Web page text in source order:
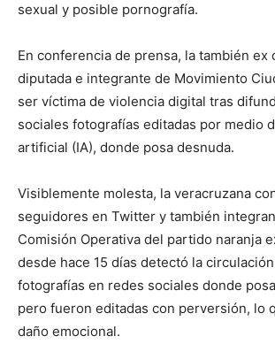
sexual y posible pornografía.
En conferencia de prensa, la también ex
diputada e integrante de Movimiento
ser víctima de violencia digital tras
sociales fotografías editadas por medio
artificial (IA), donde posa desnuda.
Visiblemente molesta, la veracruzana
seguidores en Twitter y también
Comisión Operativa del partido naranja
desde hace 15 días detectó la
fotografías en redes sociales donde
pero fueron editadas con perversión, lo
daño emocional.